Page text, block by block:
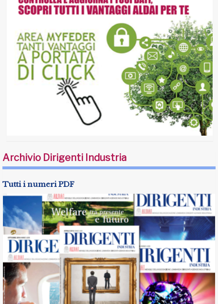
Archivio Dirigenti Industria
Tutti i numeri PDF